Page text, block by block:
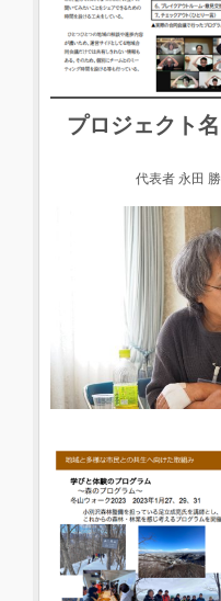
プロジェクト
代表者 永田